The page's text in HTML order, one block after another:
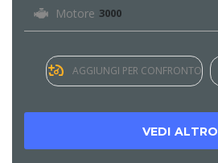
Motore 3000
AGGIUNGI PER CONFRONTO
VEDI ALTRO